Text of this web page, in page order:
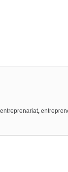
entreprenariat,